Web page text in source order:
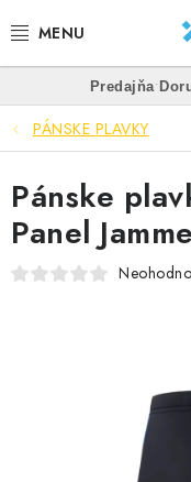
na
PLÁVANIE
ŠNORCHLOVANIE
FREEDIVING
SPEARFISHING
Predajňa•
PÁNSKE PLAVKY
Pánske
Panel